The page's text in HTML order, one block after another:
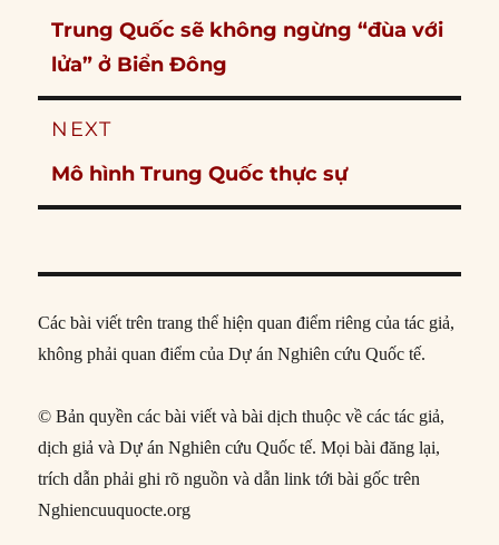
Previous
post:
Trung Quốc sẽ không ngừng “đùa với
lửa” ở Biển Đông
NEXT
Next
post:
Mô hình Trung Quốc thực sự
Các bài viết trên trang thể hiện quan điểm riêng của tác giả,
không phải quan điểm của Dự án Nghiên cứu Quốc tế.
© Bản quyền các bài viết và bài dịch thuộc về các tác giả,
dịch giả và Dự án Nghiên cứu Quốc tế. Mọi bài đăng lại,
trích dẫn phải ghi rõ nguồn và dẫn link tới bài gốc trên
Nghiencuuquocte.org